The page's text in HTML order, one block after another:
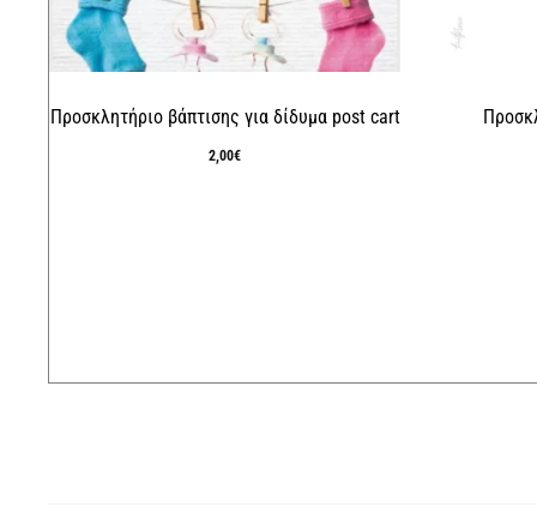
Προσκλητήριο βάπτισης για δίδυμα post cart
2,00€